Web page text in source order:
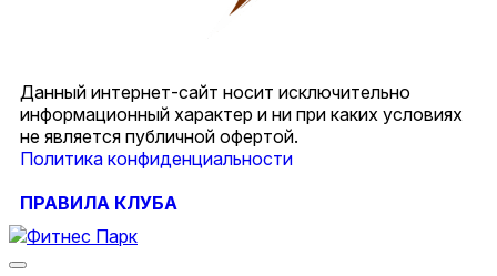
Данный интернет-сайт носит исключительно
информационный характер и ни при каких условиях
не является публичной офертой.
Политика конфиденциальности
ПРАВИЛА КЛУБА